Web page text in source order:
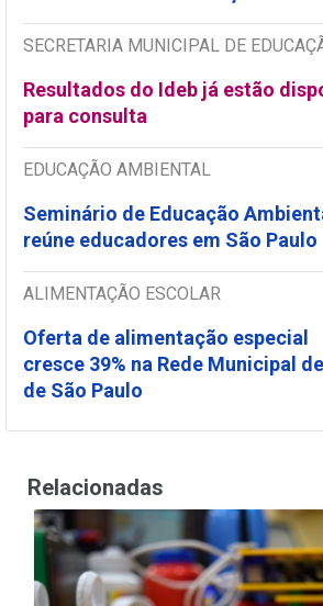
SECRETARIA MUNICIPAL DE
Resultados do Ideb já estão
para consulta
EDUCAÇÃO AMBIENTAL
Seminário de Educação
reúne educadores em São Paulo
ALIMENTAÇÃO ESCOLAR
Oferta de alimentação especial
cresce 39% na Rede Municipal
de São Paulo
Relacionadas